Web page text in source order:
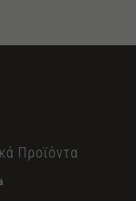
Προϊόντα